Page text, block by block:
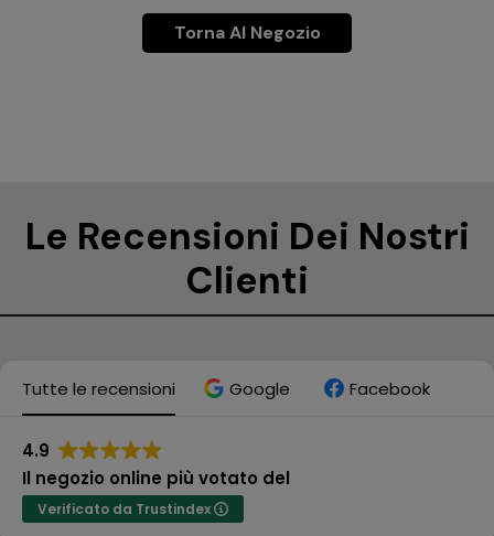
Torna Al Negozio
Le Recensioni Dei Nostri
Clienti
Tutte le recensioni Google Facebook
4.9
Il negozio online più votato del
Verificato da Trustindex